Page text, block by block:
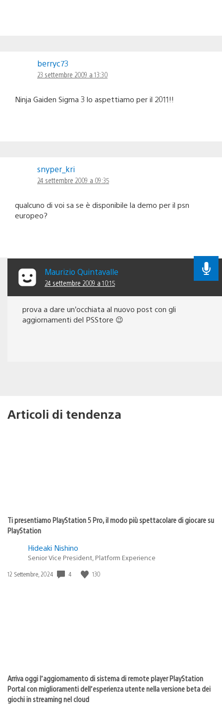
berryc73
23 settembre 2009 a 13:30
Ninja Gaiden Sigma 3 lo aspettiamo per il 2011!!
snyper_kri
24 settembre 2009 a 09:35
qualcuno di voi sa se è disponibile la demo per il psn
europeo?
Maurizio Quintavalle
24 settembre 2009 a 10:15
prova a dare un’occhiata al nuovo post con gli
aggiornamenti del PSStore 😉
Articoli di tendenza
Ti presentiamo PlayStation 5 Pro, il modo più spettacolare di giocare su
PlayStation
Hideaki Nishino
Senior Vice President, Platform Experience
Data
12 Settembre, 2024 4 130
Arriva oggi l’aggiornamento di sistema di remote player PlayStation
Portal con miglioramenti dell’esperienza utente nella versione beta dei
giochi in streaming nel cloud